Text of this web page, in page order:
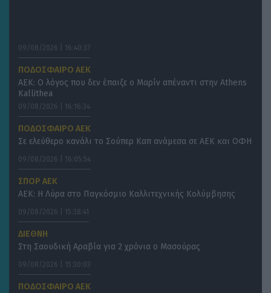
09/08/2026 | 16:40:37
ΠΟΔΟΣΦΑΙΡΟ ΑΕΚ
ΑΕΚ: Ο λόγος που δεν έπαιξε ο Μαρίν απέναντι στην Athens
Kallithea
09/08/2026 | 16:16:34
ΠΟΔΟΣΦΑΙΡΟ ΑΕΚ
Σε ελεύθερο κανάλι το Σούπερ Καπ ανάμεσα σε ΑΕΚ και ΟΦΗ
09/08/2026 | 16:05:54
ΣΠΟΡ ΑΕΚ
ΑΕΚ: Η Λύρα στο Παγκόσμιο Καλλιτεχνικής Κολύμβησης
09/08/2026 | 15:38:41
ΔΙΕΘΝΗ
Στη Σαουδική Αραβία για 2 χρόνια ο Μασούρας
09/08/2026 | 15:30:03
ΠΟΔΟΣΦΑΙΡΟ ΑΕΚ